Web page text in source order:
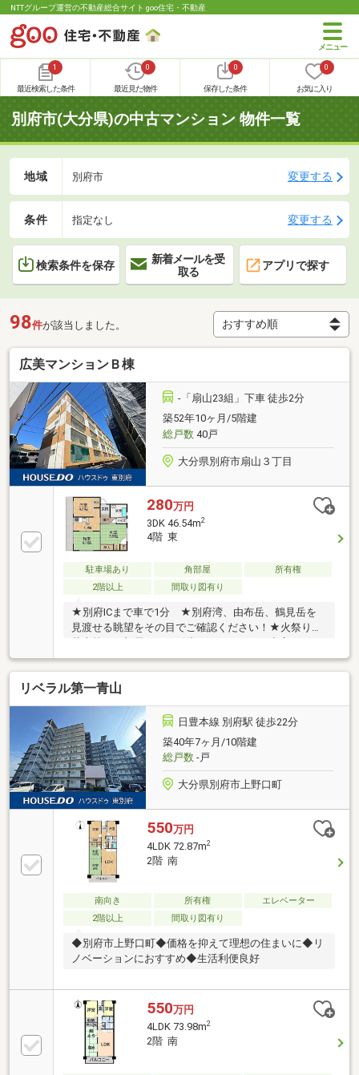
NTTグループ運営の不動産総合サイト goo住宅・不動産
1
最近検索した条件
0
最近見た物件
0
保存した条件
0
お気に入り
別府市(大分県)の中古マンション 物件一覧
地域 別府市 変更する
条件 指定なし 変更する
検索条件を保存
新着メールを受
取る
アプリで探す
98件が該当しました。
広美マンションＢ棟
-「扇山23組」下車 徒歩2分
築52年10ヶ月/5階建
総戸数40戸
大分県別府市扇山３丁目
280万円
3DK 46.54m2
4階 東
駐車場あり 角部屋
所有権
2階以上
間取り図有り
★別府ICまで車で1分 ★別府湾、由布岳、鶴見岳を
見渡せる眺望をその目でご確認ください！★火祭り、
き、いつでも内覧可能！
リベラル第一青山
日豊本線 別府駅 徒歩22分
築40年7ヶ月/10階建
総戸数-戸
大分県別府市上野口町
550万円
4LDK 72.87m2
2階 南
南向き 所有権
エレベーター
2階以上
間取り図有り
◆別府市上野口町◆価格を抑えて理想の住まいに◆リ
ノベーションにおすすめ◆生活利便良好
550万円
4LDK 73.98m2
2階 南